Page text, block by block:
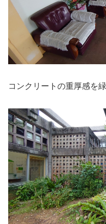
コンクリートの重厚感を